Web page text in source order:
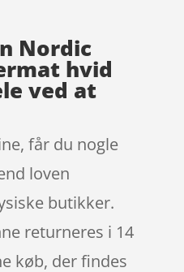
Nordic
hvid
ved at
får du nogle
loven
butikker.
returneres i 14
køb, der findes